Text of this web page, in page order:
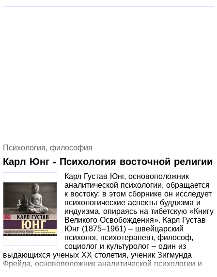
Психология, философия
Карл Юнг - Психология восточной религии
Карл Густав Юнг, основоположник
аналитической психологии, обращается
к востоку: в этом сборнике он исследует
психологические аспекты буддизма и
индуизма, опираясь на тибетскую «Книгу
Великого Освобождения». Карл Густав
Юнг (1875–1961) – швейцарский
психолог, психотерапевт, философ,
социолог и культуролог – один из
выдающихся ученых ХХ столетия, ученик Зигмунда
Фрейда, основоположник аналитической психологии и
психотерапии, основатель и президент Швейцарского